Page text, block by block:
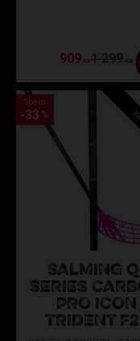
909 KR1 299KR
SALMING
SERIES
PRO ICON
TRIDENT
Spara
33 %